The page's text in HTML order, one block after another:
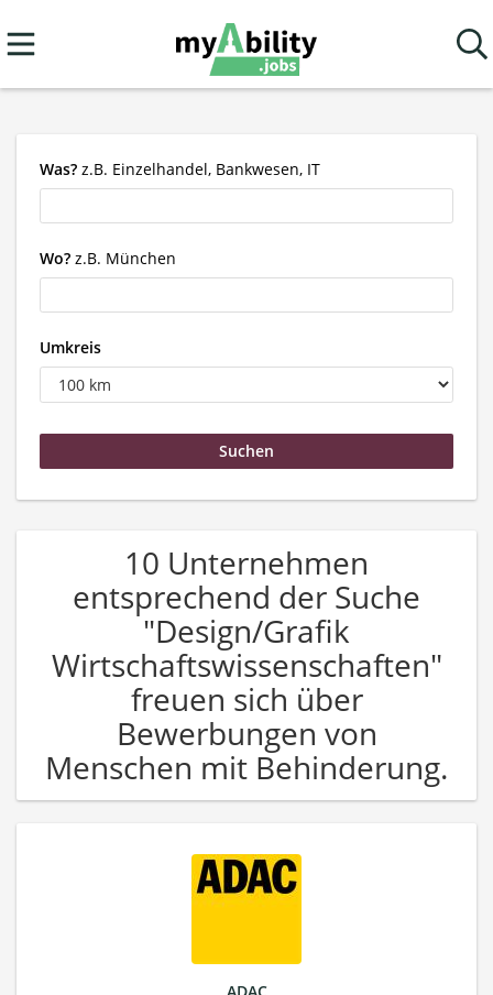
Was? z.B. Einzelhandel, Bankwesen, IT
Wo? z.B. München
Umkreis
10 Unternehmen
entsprechend der Suche
"Design/Grafik
Wirtschaftswissenschaften"
freuen sich über
Bewerbungen von
Menschen mit Behinderung.